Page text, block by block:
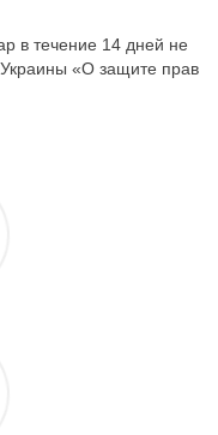
в течение 14 дней не
Украины «О защите прав